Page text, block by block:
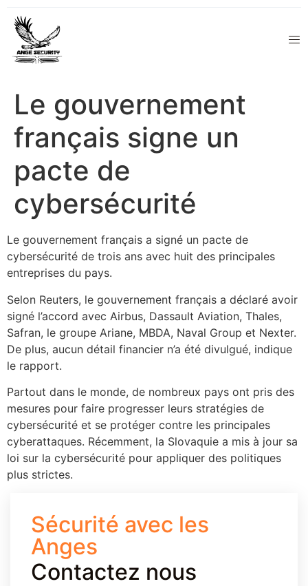
Le gouvernement
français signe un
pacte de
cybersécurité
Le gouvernement français a signé un pacte de
cybersécurité de trois ans avec huit des principales
entreprises du pays.
Selon Reuters, le gouvernement français a déclaré avoir
signé l’accord avec Airbus, Dassault Aviation, Thales,
Safran, le groupe Ariane, MBDA, Naval Group et Nexter.
De plus, aucun détail financier n’a été divulgué, indique
le rapport.
Partout dans le monde, de nombreux pays ont pris des
mesures pour faire progresser leurs stratégies de
cybersécurité et se protéger contre les principales
cyberattaques. Récemment, la Slovaquie a mis à jour sa
loi sur la cybersécurité pour appliquer des politiques
plus strictes.
Sécurité avec les
Anges
Contactez nous